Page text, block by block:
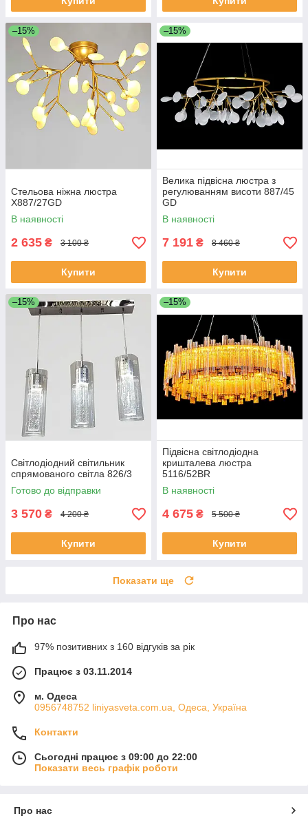
–15%
Стельова ніжна люстра
X887/27GD
В наявності
2 635 ₴ 3 100 ₴
Купити
–15%
Велика підвісна люстра з
регулюванням висоти 887/45
GD
В наявності
7 191 ₴ 8 460 ₴
Купити
–15%
Світлодіодний світильник
спрямованого світла 826/3
Готово до відправки
3 570 ₴ 4 200 ₴
Купити
–15%
Підвісна світлодіодна
кришталева люстра
5116/52BR
В наявності
4 675 ₴ 5 500 ₴
Купити
Показати ще
Про нас
97% позитивних з 160 відгуків за рік
Працює з 03.11.2014
м. Одеса
0956748752 liniyasveta.com.ua, Одеса, Україна
Контакти
Сьогодні працює з 09:00 до 22:00
Показати весь графік роботи
Про нас